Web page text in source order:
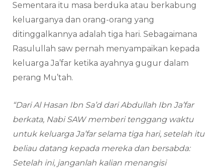
Sementara itu masa berduka atau berkabung
keluarganya dan orang-orang yang
ditinggalkannya adalah tiga hari. Sebagaimana
Rasulullah saw pernah menyampaikan kepada
keluarga Ja’far ketika ayahnya gugur dalam
perang Mu’tah.
“Dari Al Hasan Ibn Sa’d dari Abdullah Ibn Ja’far
berkata, Nabi SAW memberi tenggang waktu
untuk keluarga Ja’far selama tiga hari, setelah itu
beliau datang kepada mereka dan bersabda:
Setelah ini, janganlah kalian menangisi